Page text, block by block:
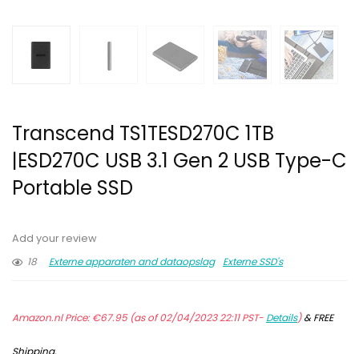
Transcend TS1TESD270C 1TB
|ESD270C USB 3.1 Gen 2 USB Type-C
Portable SSD
Add your review
18
Externe apparaten and dataopslag Externe SSD's
Amazon.nl Price:€67.95(as of 02/04/2023 22:11 PST- Details)&FREE